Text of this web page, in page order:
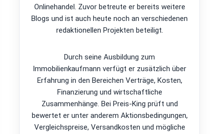
Onlinehandel. Zuvor betreute er bereits weitere
Blogs und ist auch heute noch an verschiedenen
redaktionellen Projekten beteiligt.
Durch seine Ausbildung zum
Immobilienkaufmann verfügt er zusätzlich über
Erfahrung in den Bereichen Verträge, Kosten,
Finanzierung und wirtschaftliche
Zusammenhänge. Bei Preis-King prüft und
bewertet er unter anderem Aktionsbedingungen,
Vergleichspreise, Versandkosten und mögliche